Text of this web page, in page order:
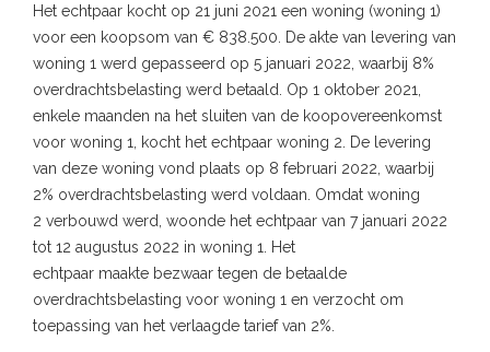
Het echtpaar kocht op 21 juni 2021 een woning (woning 1)
voor een koopsom van € 838.500. De akte van levering van
woning 1 werd gepasseerd op 5 januari 2022, waarbij 8%
overdrachtsbelasting werd betaald. Op 1 oktober 2021,
enkele maanden na het sluiten van de koopovereenkomst
voor woning 1, kocht het echtpaar woning 2. De levering
van deze woning vond plaats op 8 februari 2022, waarbij
2% overdrachtsbelasting werd voldaan. Omdat woning
2 verbouwd werd, woonde het echtpaar van 7 januari 2022
tot 12 augustus 2022 in woning 1. Het
echtpaar maakte bezwaar tegen de betaalde
overdrachtsbelasting voor woning 1 en verzocht om
toepassing van het verlaagde tarief van 2%.